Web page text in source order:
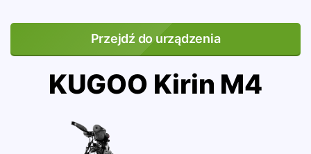
Przejdź do urządzenia
KUGOO Kirin M4